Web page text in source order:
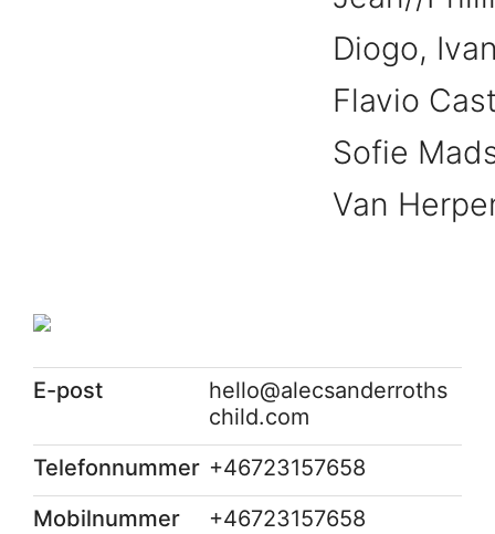
Diogo,
Flavio
Sofie
Van
E-post
hello@alecsanderroths
child.com
Telefonnummer +46723157658
Mobilnummer
+46723157658